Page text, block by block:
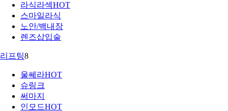
라식라섹HOT
스마일라식
노안/백내장
렌즈삽입술
리프팅8
울쎄라HOT
슈링크
써마지
인모드HOT